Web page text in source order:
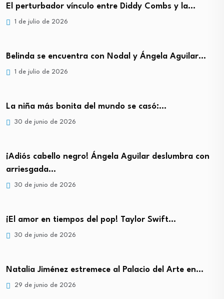
El perturbador vínculo entre Diddy Combs y la…
1 de julio de 2026
Belinda se encuentra con Nodal y Ángela Aguilar…
1 de julio de 2026
La niña más bonita del mundo se casó:…
30 de junio de 2026
¡Adiós cabello negro! Ángela Aguilar deslumbra con
arriesgada…
30 de junio de 2026
¡El amor en tiempos del pop! Taylor Swift…
30 de junio de 2026
Natalia Jiménez estremece al Palacio del Arte en…
29 de junio de 2026